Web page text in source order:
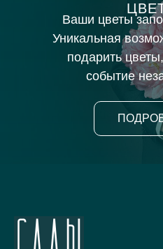
Ваши цветы
Уникальная
подарить
событие